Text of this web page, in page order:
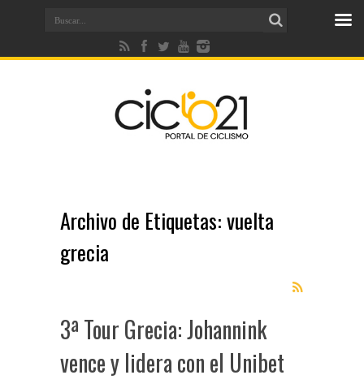
Archivo de Etiquetas:vuelta
grecia
3ª Tour Grecia: Johannink
vence y lidera con el Unibet